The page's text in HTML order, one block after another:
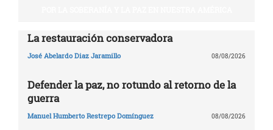
La restauración conservadora
José Abelardo Diaz Jaramillo 08/08/2026
Defender la paz, no rotundo al retorno de la
guerra
Manuel Humberto Restrepo Domínguez 08/08/2026